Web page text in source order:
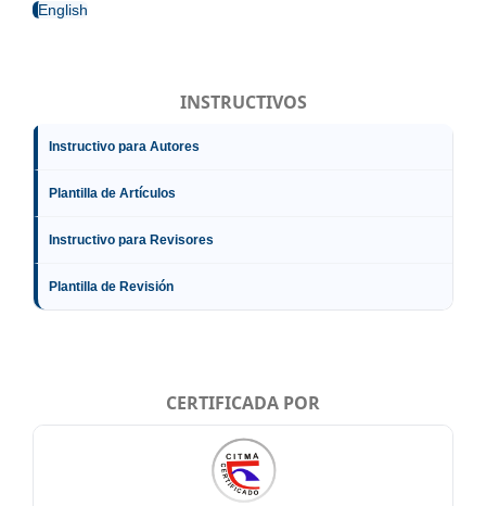
English
INSTRUCTIVOS
Instructivo para Autores
Plantilla de Artículos
Instructivo para Revisores
Plantilla de Revisión
CERTIFICADA POR